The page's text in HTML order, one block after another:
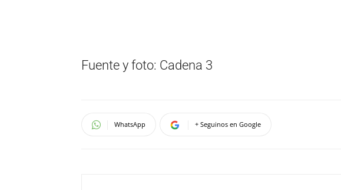
Fuente y foto: Cadena 3
WhatsApp + Seguinos en Google